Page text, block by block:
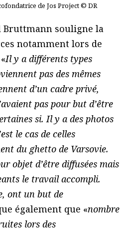
de Jos Project © DR
Bruttmann souligne la
notamment lors de
Il y a différents types
pas des mêmes
d’un cadre privé,
pas pour but d’être
si. Il y a des photos
le cas de celles
du ghetto de Varsovie.
objet d’être diffusées mais
le travail accompli.
ont un but de
également que «nombre
lors des